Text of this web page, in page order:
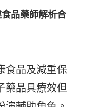
品藥師解析合
食品及減重保
藥品具療效但